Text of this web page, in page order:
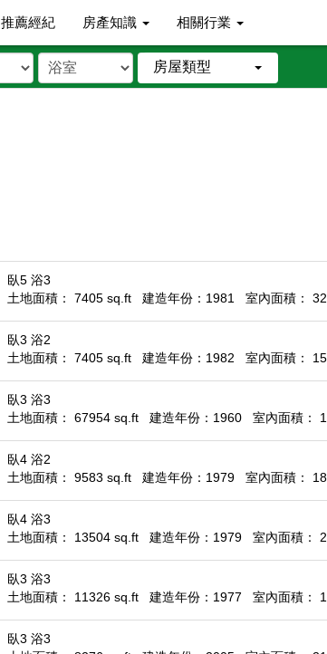
推薦經紀 房產知識 相關行業
房屋類型
臥5 浴3
土地面積： 7405 sq.ft
建造年份：1981 室內面積：
臥3 浴2
土地面積： 7405 sq.ft
建造年份：1982 室內面積：
臥3 浴3
土地面積： 67954 sq.ft
建造年份：1960 室內面積：
臥4 浴2
土地面積： 9583 sq.ft
建造年份：1979 室內面積：
臥4 浴3
土地面積： 13504 sq.ft
建造年份：1979 室內面積：
臥3 浴3
土地面積： 11326 sq.ft
建造年份：1977 室內面積：
臥3 浴3